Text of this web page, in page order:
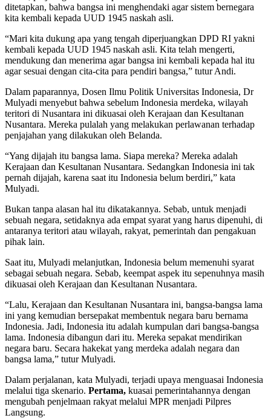
ditetapkan, bahwa bangsa ini menghendaki agar sistem bernegara
kita kembali kepada UUD 1945 naskah asli.
“Mari kita dukung apa yang tengah diperjuangkan DPD RI yakni
kembali kepada UUD 1945 naskah asli. Kita telah mengerti,
mendukung dan menerima agar bangsa ini kembali kepada hal itu
agar sesuai dengan cita-cita para pendiri bangsa,” tutur Andi.
Dalam paparannya, Dosen Ilmu Politik Universitas Indonesia, Dr
Mulyadi menyebut bahwa sebelum Indonesia merdeka, wilayah
teritori di Nusantara ini dikuasai oleh Kerajaan dan Kesultanan
Nusantara. Mereka pulalah yang melakukan perlawanan terhadap
penjajahan yang dilakukan oleh Belanda.
“Yang dijajah itu bangsa lama. Siapa mereka? Mereka adalah
Kerajaan dan Kesultanan Nusantara. Sedangkan Indonesia ini tak
pernah dijajah, karena saat itu Indonesia belum berdiri,” kata
Mulyadi.
Bukan tanpa alasan hal itu dikatakannya. Sebab, untuk menjadi
sebuah negara, setidaknya ada empat syarat yang harus dipenuhi, di
antaranya teritori atau wilayah, rakyat, pemerintah dan pengakuan
pihak lain.
Saat itu, Mulyadi melanjutkan, Indonesia belum memenuhi syarat
sebagai sebuah negara. Sebab, keempat aspek itu sepenuhnya masih
dikuasai oleh Kerajaan dan Kesultanan Nusantara.
“Lalu, Kerajaan dan Kesultanan Nusantara ini, bangsa-bangsa lama
ini yang kemudian bersepakat membentuk negara baru bernama
Indonesia. Jadi, Indonesia itu adalah kumpulan dari bangsa-bangsa
lama. Indonesia dibangun dari itu. Mereka sepakat mendirikan
negara baru. Secara hakekat yang merdeka adalah negara dan
bangsa lama,” tutur Mulyadi.
Dalam perjalanan, kata Mulyadi, terjadi upaya menguasai Indonesia
melalui tiga skenario. Pertama, kuasai pemerintahannya dengan
mengubah penjelmaan rakyat melalui MPR menjadi Pilpres
Langsung.